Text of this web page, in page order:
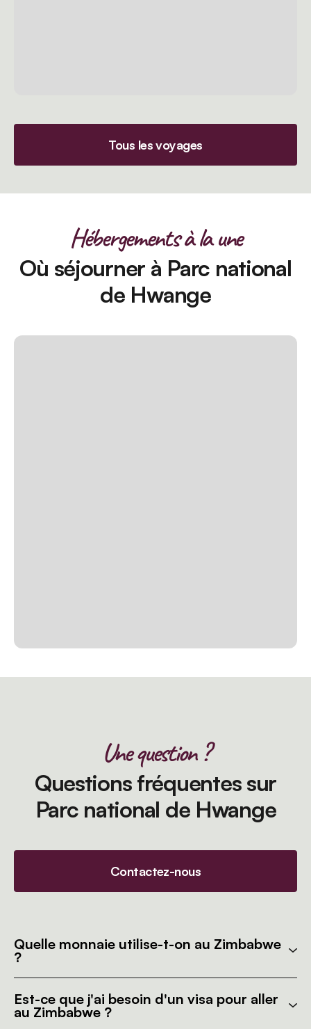
Tous les voyages
Hébergements à la une
Où séjourner à Parc national
de Hwange
Une question ?
Questions fréquentes sur
Parc national de Hwange
Contactez-nous
Quelle monnaie utilise-t-on au Zimbabwe
?
Est-ce que j'ai besoin d'un visa pour aller
au Zimbabwe ?